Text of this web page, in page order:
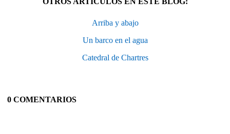
Arriba y abajo
Un barco en el agua
Catedral de Chartres
0 COMENTARIOS